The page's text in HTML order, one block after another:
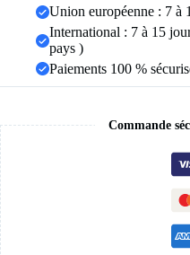
nouvelle
collection
Union européenne : 7 à
International : 7 à 15
pays )
Paiements 100 %
Commande